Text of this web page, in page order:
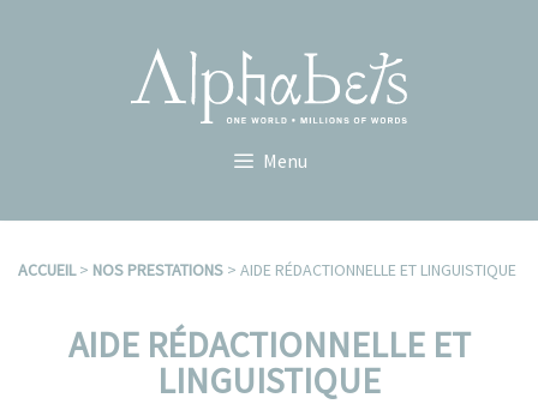
Menu
ACCUEIL> NOS PRESTATIONS > AIDE RÉDACTIONNELLE ET LINGUISTIQUE
AIDE RÉDACTIONNELLE ET
LINGUISTIQUE